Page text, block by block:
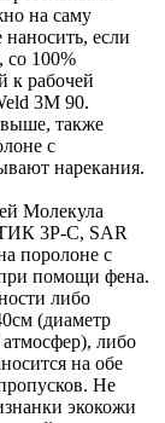
на саму
если
со 100%
к рабочей
3M 90.
также
с
нарекания.
Молекула
3P-C, SAR
поролоне с
помощи фена.
либо
(диаметр
либо
на обе
Не
экокожи